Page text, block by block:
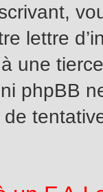
lettre
une
phpBB